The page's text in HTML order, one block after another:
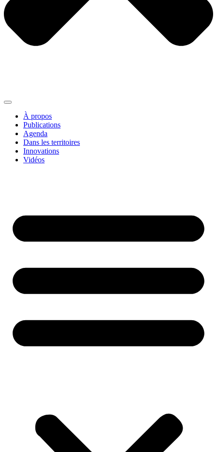
À propos
Publications
Agenda
Dans les territoires
Innovations
Vidéos